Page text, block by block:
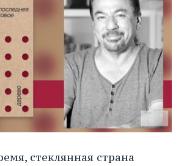
стеклянная страна